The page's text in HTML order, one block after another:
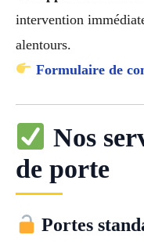
intervention
alentours.
Formulaire de
Nos
de porte
Portes